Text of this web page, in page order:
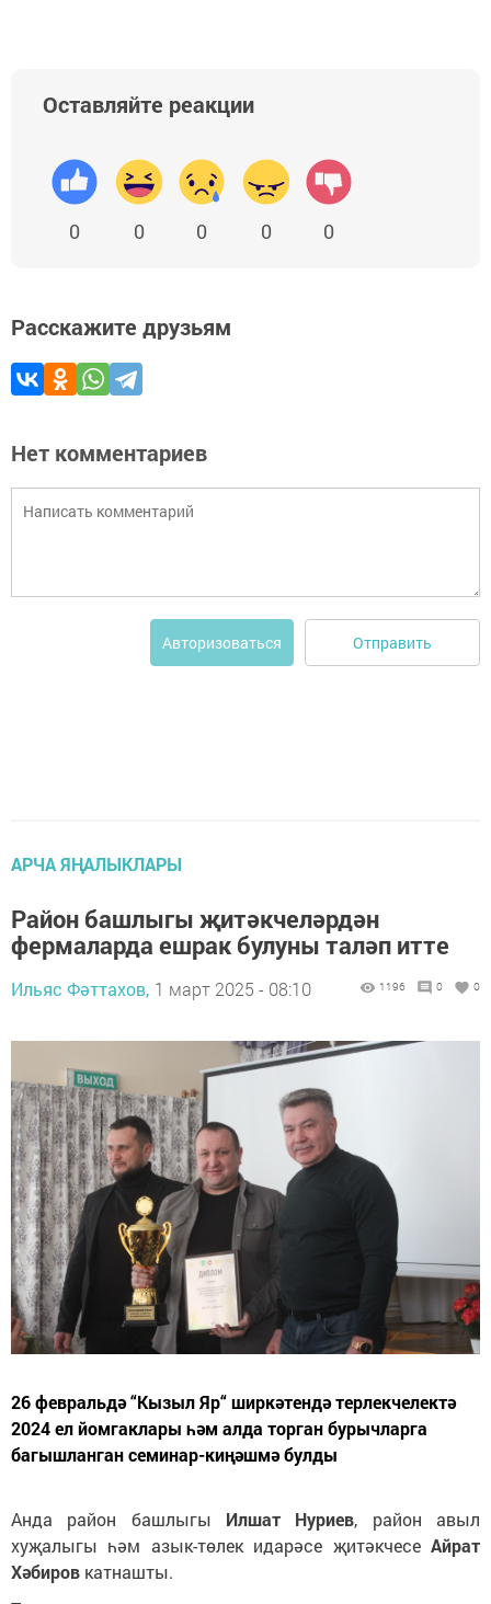
Оставляйте реакции
0 0 0 0 0
Расскажите друзьям
Нет комментариев
Авторизоваться Отправить
АРЧА ЯҢАЛЫКЛАРЫ
Район башлыгы җитәкчеләрдән
фермаларда ешрак булуны таләп итте
Ильяс Фәттахов, 1 март 2025 - 08:10 1196 0 0
26 февральдә “Кызыл Яр“ ширкәтендә терлекчелектә
2024 ел йомгаклары һәм алда торган бурычларга
багышланган семинар-киңәшмә булды
Анда район башлыгы Илшат Нуриев, район авыл
хуҗалыгы һәм азык-төлек идарәсе җитәкчесе Айрат
Хәбиров катнашты.